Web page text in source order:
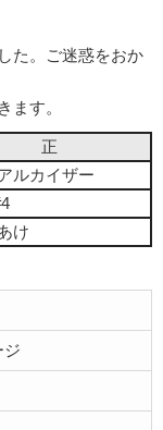
た。ご迷惑をおか
ます。
正
ルカイザー
け
ジ